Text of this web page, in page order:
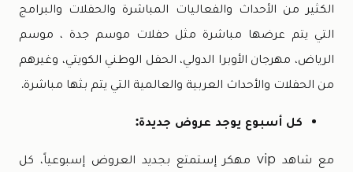
الكثير من الأحداث والفعاليات المباشرة والحفلات والبرامج
التي يتم عرضها مباشرة مثل حفلات موسم جدة ، موسم
الرياض، مهرجان الأوبرا الدولي، الحفل الوطني الكويتي، وغيرهم
من الحفلات والأحداث العربية والعالمية التي يتم بثها مباشرة.
كل أسبوع يوجد عروض جديدة:
مع شاهد vip مهكر إستمتع بجديد العروض إسبوعياً، كل